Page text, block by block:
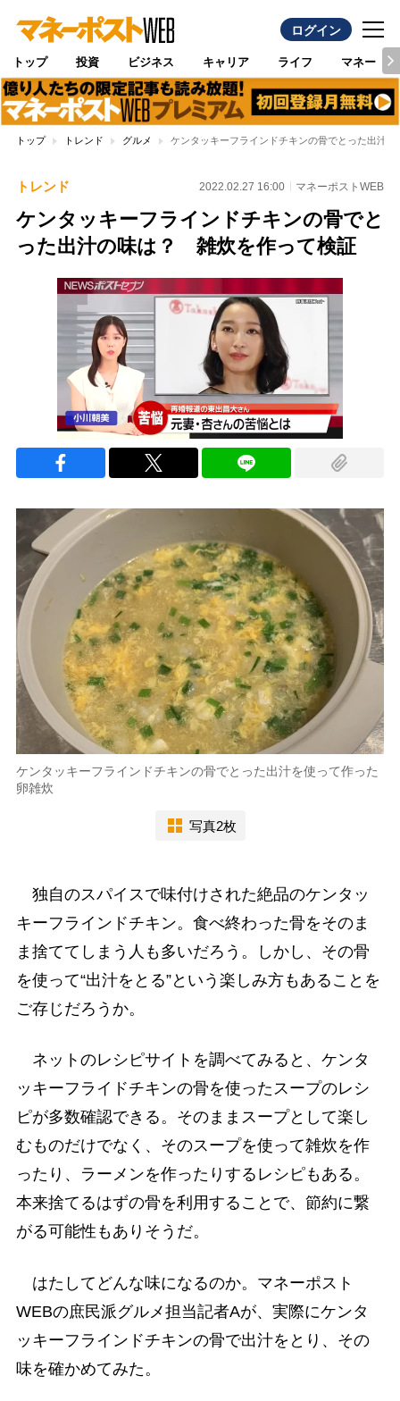
ログイン
トップ 投資 ビジネス キャリア ライフ マネー
トップ トレンド グルメ ケンタッキーフラインドチキンの骨でとった出汁
トレンド 2022.02.27 16:00 マネーポストWEB
ケンタッキーフラインドチキンの骨でと
った出汁の味は？ 雑炊を作って検証
ケンタッキーフラインドチキンの骨でとった出汁を使って作った
卵雑炊
写真2枚
独自のスパイスで味付けされた絶品のケンタッ
キーフラインドチキン。食べ終わった骨をそのま
ま捨ててしまう人も多いだろう。しかし、その骨
を使って“出汁をとる”という楽しみ方もあることを
ご存じだろうか。
ネットのレシピサイトを調べてみると、ケンタ
ッキーフライドチキンの骨を使ったスープのレシ
ピが多数確認できる。そのままスープとして楽し
むものだけでなく、そのスープを使って雑炊を作
ったり、ラーメンを作ったりするレシピもある。
本来捨てるはずの骨を利用することで、節約に繋
がる可能性もありそうだ。
はたしてどんな味になるのか。マネーポスト
WEBの庶民派グルメ担当記者Aが、実際にケンタ
ッキーフラインドチキンの骨で出汁をとり、その
味を確かめてみた。